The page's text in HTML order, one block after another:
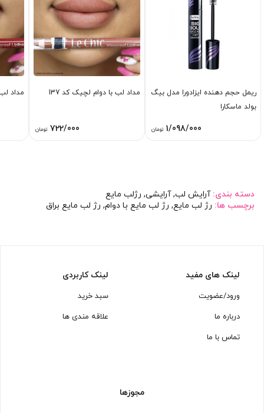
ریمل حجم دهنده ایزادورا مدل بیگ
بولد ماسکارا
1/098/000 تومان
مداد لب با دوام لچیک کد 137
722/000 تومان
مداد لب
دسته بندی:آرایش لب,آرایشی, رژلب مایع
برچسب ها: رژ لب مایع, رژ لب مایع با دوام, رژ لب مایع براق
لینک های مفید
ورود/عضویت
درباره ما
تماس با ما
لینک کاربردی
سبد خرید
علاقه مندی ها
مجوزها